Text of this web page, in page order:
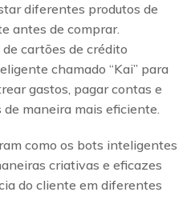
diferentes produtos de
antes de comprar.
cartões de crédito
chamado “Kai” para
gastos, pagar contas e
maneira mais eficiente.
como os bots inteligentes
criativas e eficazes
do cliente em diferentes